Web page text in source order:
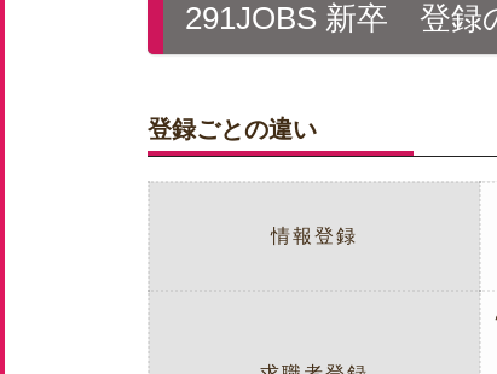
291JOBS 新卒 登録
登録ごとの違い
情報登録